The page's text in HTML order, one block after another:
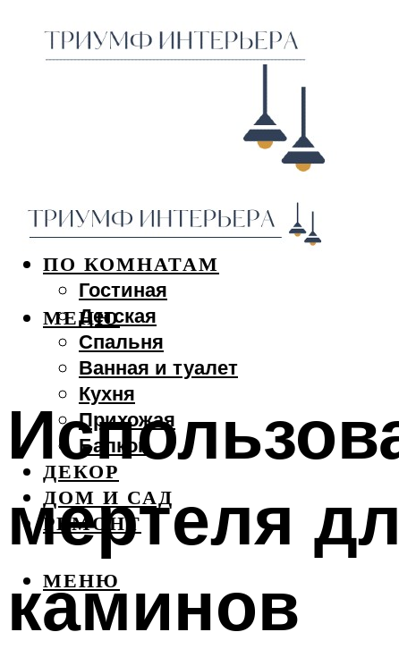
ДИЗАЙН ИНТЕРЬЕРА
ПО КОМНАТАМ
Гостиная
Детская
Спальня
Ванная и туалет
Кухня
Прихожая
Балкон
ДЕКОР
ДОМ И САД
РЕМОНТ
МЕНЮ
МЕНЮ
мертеля
каминов